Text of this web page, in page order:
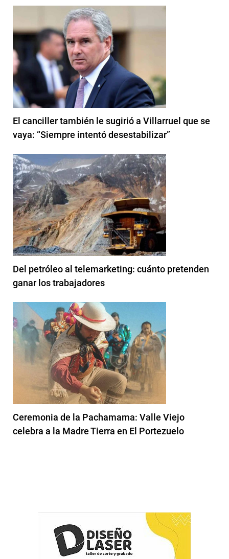
El canciller también le sugirió a Villarruel que se
vaya: “Siempre intentó desestabilizar”
Del petróleo al telemarketing: cuánto pretenden
ganar los trabajadores
Ceremonia de la Pachamama: Valle Viejo
celebra a la Madre Tierra en El Portezuelo